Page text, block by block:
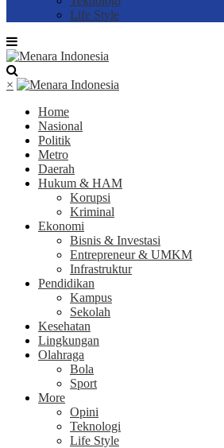
Life Style
×
Home
Nasional
Politik
Metro
Daerah
Hukum & HAM
Korupsi
Kriminal
Ekonomi
Bisnis & Investasi
Entrepreneur & UMKM
Infrastruktur
Pendidikan
Kampus
Sekolah
Kesehatan
Lingkungan
Olahraga
Bola
Sport
More
Opini
Teknologi
Life Style